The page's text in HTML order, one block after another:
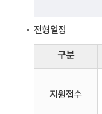
전형일정
구분
지원접수